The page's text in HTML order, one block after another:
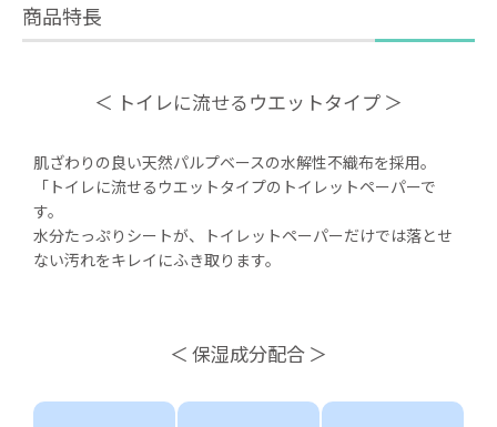
商品特長
トイレに流せるウエットタイプ
肌ざわりの良い天然パルプベースの水解性不織布を採用。
「トイレに流せるウエットタイプのトイレットペーパーで
す。
水分たっぷりシートが、トイレットペーパーだけでは落とせ
ない汚れをキレイにふき取ります。
保湿成分配合